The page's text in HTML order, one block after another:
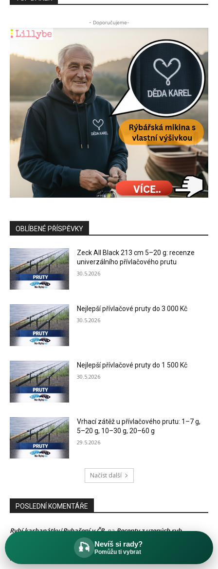
- Doporučujeme-
OBLÍBENÉ PŘÍSPĚVKY
Zeck All Black 213 cm 5–20 g: recenze
univerzálního přívlačového prutu
30.5.2026
Nejlepší přívlačové pruty do 3 000 Kč
30.5.2026
Nejlepší přívlačové pruty do 1 500 Kč
30.5.2026
Vrhací zátěž u přívlačového prutu: 1–7 g,
5–20 g, 10–30 g, 20–60 g
29.5.2026
Načíst další
POSLEDNÍ KOMENTÁŘE
Rybí karbanátky|Rybaření v ČR naRecepty z uzených ryb
Jak vybrat echolot – Nejlepší echoloty pro rok 2018|Rybaření v ČR
na Echolot Lowrance HOOK² 4x GPS se Sondou Bullet Skimmer
🎣 Nevíš si rady?
Pomůžu ti vybrat